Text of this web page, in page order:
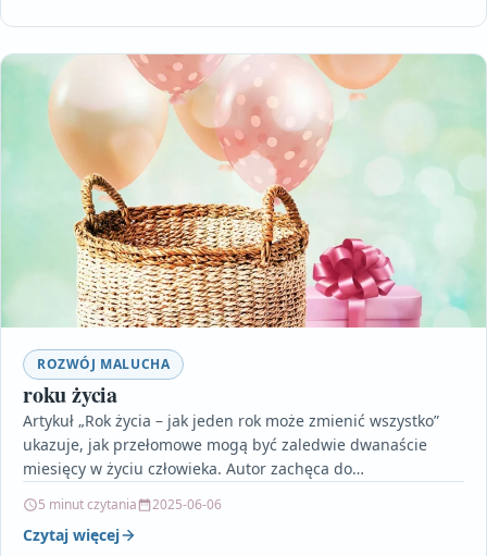
ROZWÓJ MALUCHA
roku życia
Artykuł „Rok życia – jak jeden rok może zmienić wszystko”
ukazuje, jak przełomowe mogą być zaledwie dwanaście
miesięcy w życiu człowieka. Autor zachęca do…
5 minut czytania 2025-06-06
Czytaj więcej